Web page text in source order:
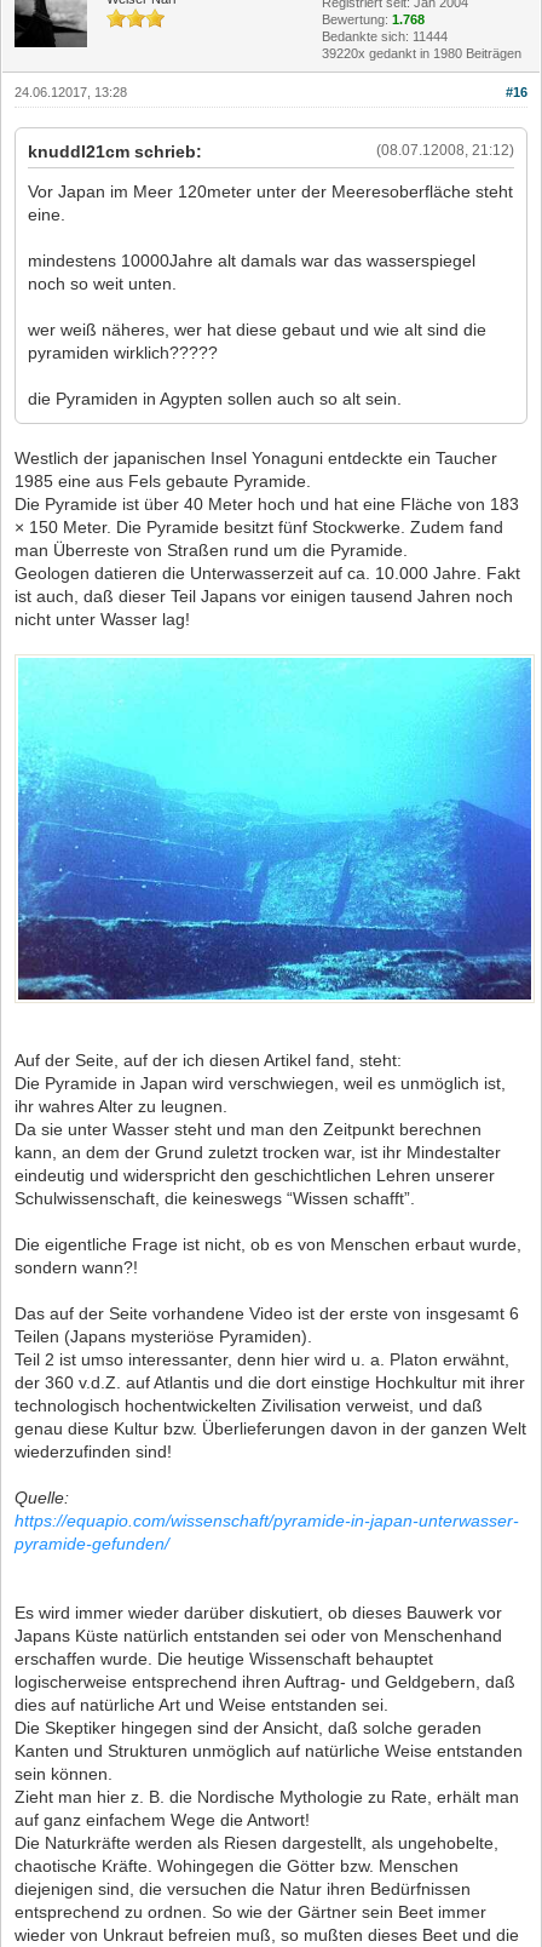
Bewertung: 1.768
Bedankte sich: 11444
39220x gedankt in 1980 Beiträgen
#16
24.06.12017, 13:28
(08.07.12008, 21:12)
knuddl21cm schrieb:
Vor Japan im Meer 120meter unter der Meeresoberfläche steht
eine.
mindestens 10000Jahre alt damals war das wasserspiegel
noch so weit unten.
wer weiß näheres, wer hat diese gebaut und wie alt sind die
pyramiden wirklich?????
die Pyramiden in Agypten sollen auch so alt sein.
Westlich der japanischen Insel Yonaguni entdeckte ein Taucher
1985 eine aus Fels gebaute Pyramide.
Die Pyramide ist über 40 Meter hoch und hat eine Fläche von 183
× 150 Meter. Die Pyramide besitzt fünf Stockwerke. Zudem fand
man Überreste von Straßen rund um die Pyramide.
Geologen datieren die Unterwasserzeit auf ca. 10.000 Jahre. Fakt
ist auch, daß dieser Teil Japans vor einigen tausend Jahren noch
nicht unter Wasser lag!
Auf der Seite, auf der ich diesen Artikel fand, steht:
Die Pyramide in Japan wird verschwiegen, weil es unmöglich ist,
ihr wahres Alter zu leugnen.
Da sie unter Wasser steht und man den Zeitpunkt berechnen
kann, an dem der Grund zuletzt trocken war, ist ihr Mindestalter
eindeutig und widerspricht den geschichtlichen Lehren unserer
Schulwissenschaft, die keineswegs “Wissen schafft”.
Die eigentliche Frage ist nicht, ob es von Menschen erbaut wurde,
sondern wann?!
Das auf der Seite vorhandene Video ist der erste von insgesamt 6
Teilen (Japans mysteriöse Pyramiden).
Teil 2 ist umso interessanter, denn hier wird u. a. Platon erwähnt,
der 360 v.d.Z. auf Atlantis und die dort einstige Hochkultur mit ihrer
technologisch hochentwickelten Zivilisation verweist, und daß
genau diese Kultur bzw. Überlieferungen davon in der ganzen Welt
wiederzufinden sind!
Quelle:
https://equapio.com/wissenschaft/pyramide-in-japan-unterwasser-
pyramide-gefunden/
Es wird immer wieder darüber diskutiert, ob dieses Bauwerk vor
Japans Küste natürlich entstanden sei oder von Menschenhand
erschaffen wurde. Die heutige Wissenschaft behauptet
logischerweise entsprechend ihren Auftrag- und Geldgebern, daß
dies auf natürliche Art und Weise entstanden sei.
Die Skeptiker hingegen sind der Ansicht, daß solche geraden
Kanten und Strukturen unmöglich auf natürliche Weise entstanden
sein können.
Zieht man hier z. B. die Nordische Mythologie zu Rate, erhält man
auf ganz einfachem Wege die Antwort!
Die Naturkräfte werden als Riesen dargestellt, als ungehobelte,
chaotische Kräfte. Wohingegen die Götter bzw. Menschen
diejenigen sind, die versuchen die Natur ihren Bedürfnissen
entsprechend zu ordnen. So wie der Gärtner sein Beet immer
wieder von Unkraut befreien muß, so mußten dieses Beet und die